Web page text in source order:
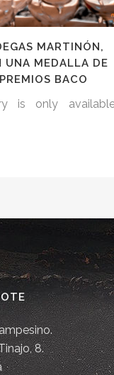
MARTINÓN,
UNA MEDALLA DE
BACO
is only
8.